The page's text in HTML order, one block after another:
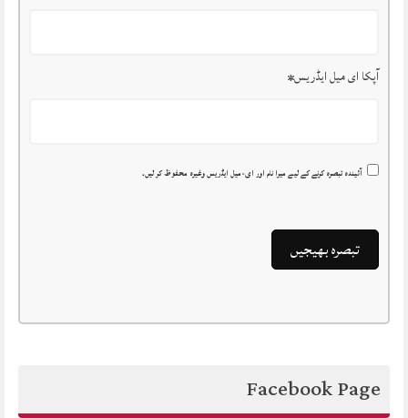
آپکا ای میل ایڈریس*
آئیندہ تبصرہ کرنے کے لیے میرا نام اور ای-میل ایڈریس وغیرہ محفوظ کر لیں۔
Facebook Page